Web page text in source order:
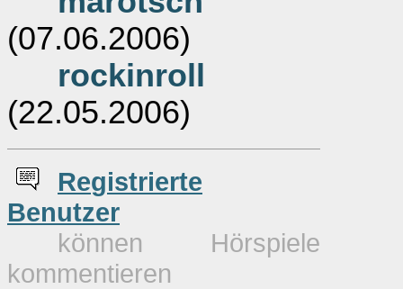
(07.06.2006)
rockinroll
(22.05.2006)
Registrierte
Benutzer
können Hörspiele
kommentieren